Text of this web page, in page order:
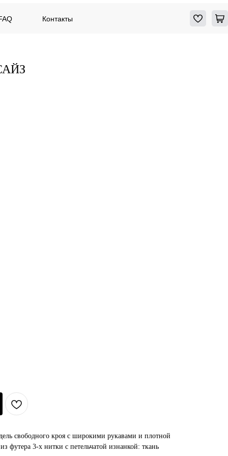
Контакты
свободного кроя с широкими рукавами и плотной
футера 3-х нитки с петельчатой изнанкой: ткань